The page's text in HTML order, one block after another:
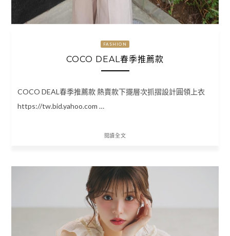
FASHION
COCO DEAL春季推薦款
COCO DEAL春季推薦款 熱賣款下擺層次抓摺設計圓領上衣
https://tw.bid.yahoo.com …
閱讀全文